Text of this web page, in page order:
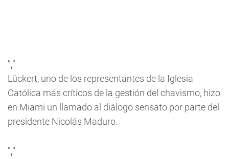
","
Lückert, uno de los representantes de la Iglesia
Católica más críticos de la gestión del chavismo, hizo
en Miami un llamado al diálogo sensato por parte del
presidente Nicolás Maduro.
","